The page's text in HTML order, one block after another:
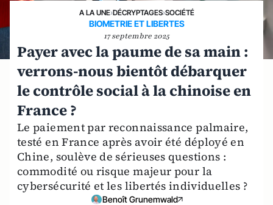
A LA UNE›DÉCRYPTAGES›SOCIÉTÉ
BIOMETRIE ET LIBERTES
17 septembre 2025
Payer avec la paume de sa main :
verrons-nous bientôt débarquer
le contrôle social à la chinoise en
France ?
Le paiement par reconnaissance palmaire,
testé en France après avoir été déployé en
Chine, soulève de sérieuses questions :
commodité ou risque majeur pour la
cybersécurité et les libertés individuelles ?
Benoît Grunemwald